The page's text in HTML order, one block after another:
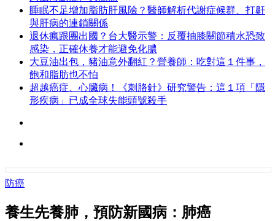
睡眠不足增加脂肪肝風險？醫師解析代謝症候群、打鼾
與肝病的連鎖關係
退休瘋跟團出國？台大醫示警：反覆抽膝關節積水恐致
感染，正確休養才能避免化膿
大豆油出包，豬油意外翻紅？營養師：吃對這１件事，
飽和脂肪也不怕
超越癌症、心臟病！《刺胳針》研究警告：這１項「隱
形疾病」已成全球失能頭號殺手
防癌
養生先養肺，預防新國病：肺癌